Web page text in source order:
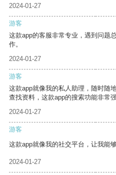
2024-01-27
游客
这款app的客服非常专业，遇到问题
作。
2024-01-27
游客
这款app就像我的私人助理，随时随
查找资料，这款app的搜索功能非常
2024-01-27
游客
这款app就像我的社交平台，让我能
2024-01-27